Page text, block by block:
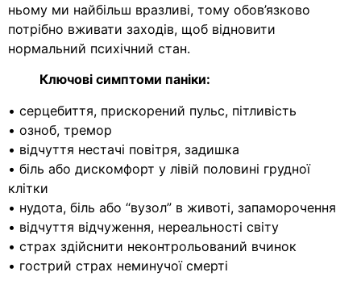
ньому ми найбільш вразливі, тому обов’язково
потрібно вживати заходів, щоб відновити
нормальний психічний стан.
Ключові симптоми паніки:
• серцебиття, прискорений пульс, пітливість
• озноб, тремор
• відчуття нестачі повітря, задишка
• біль або дискомфорт у лівій половині грудної
клітки
• нудота, біль або “вузол” в животі, запаморочення
• відчуття відчуження, нереальності світу
• страх здійснити неконтрольований вчинок
• гострий страх неминучої смерті